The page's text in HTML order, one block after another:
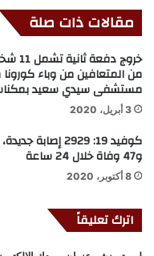
مقالات ذات صلة
خروج دفعة
من المتعافين من وباء
مستشفى سيدي سعيد
3 أبريل، 2020
كوفيد 19: 2929 إصابة جديدة،
و47 وفاة خلال 24 ساعة
8 أكتوبر، 2020
اترك تعليقاً